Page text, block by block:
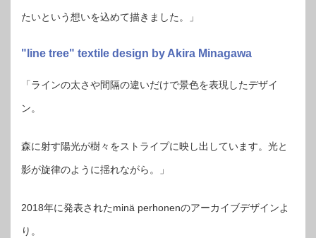
たいという想いを込めて描きました。」
"line tree" textile design by Akira Minagawa
「ラインの太さや間隔の違いだけで景⾊を表現したデザイ
ン。
森に射す陽光が樹々をストライプに映し出しています。光と
影が旋律のように揺れながら。」
2018年に発表されたminä perhonenのアーカイブデザインよ
り。